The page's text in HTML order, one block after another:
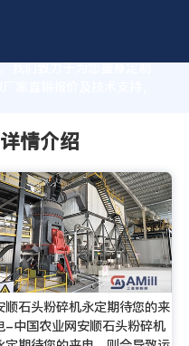
我们致力于为您量身定制
家直销报价及技术支持，
情介绍
顺石头粉碎机永定期待您的来
-中国农业网安顺石头粉碎机